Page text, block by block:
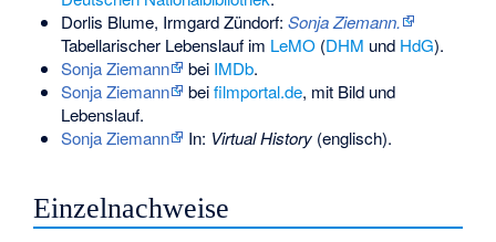
Dorlis Blume, Irmgard Zündorf: Sonja Ziemann.
Tabellarischer Lebenslauf im LeMO(DHM und HdG).
Sonja Ziemann
bei IMDb.
Sonja Ziemann
beifilmportal.de, mit Bild und
Lebenslauf.
Sonja Ziemann
In: Virtual History(englisch).
Einzelnachweise